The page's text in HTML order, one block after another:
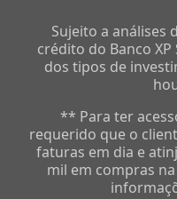
Sujeito a análises
crédito do Banco
dos tipos de
** Para ter
requerido que o
faturas em dia e
mil em compras